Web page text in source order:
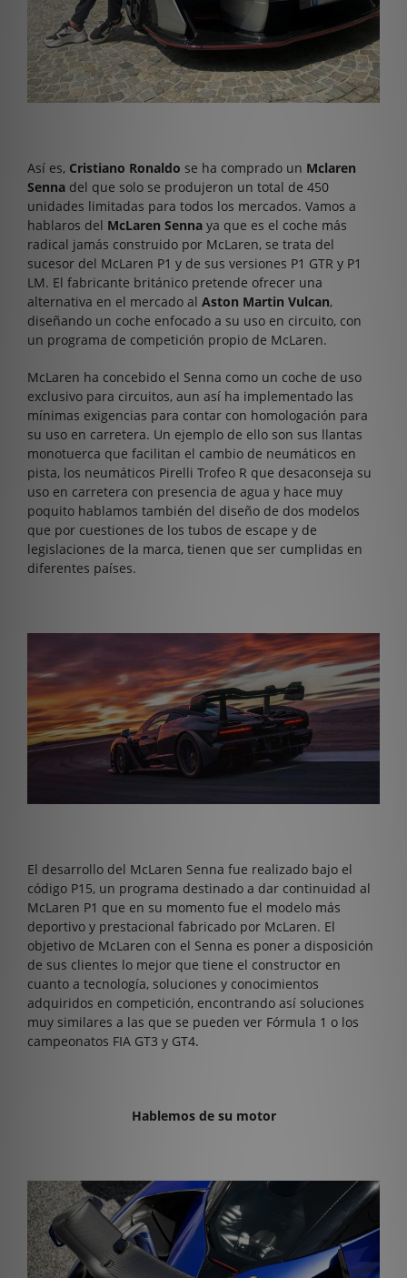
Así es, Cristiano Ronaldo se ha comprado un Mclaren
Senna del que solo se produjeron un total de 450
unidades limitadas para todos los mercados. Vamos a
hablaros del McLaren Senna ya que es el coche más
radical jamás construido por McLaren, se trata del
sucesor del McLaren P1 y de sus versiones P1 GTR y P1
LM. El fabricante británico pretende ofrecer una
alternativa en el mercado al Aston Martin Vulcan,
diseñando un coche enfocado a su uso en circuito, con
un programa de competición propio de McLaren.
McLaren ha concebido el Senna como un coche de uso
exclusivo para circuitos, aun así ha implementado las
mínimas exigencias para contar con homologación para
su uso en carretera. Un ejemplo de ello son sus llantas
monotuerca que facilitan el cambio de neumáticos en
pista, los neumáticos Pirelli Trofeo R que desaconseja su
uso en carretera con presencia de agua y hace muy
poquito hablamos también del diseño de dos modelos
que por cuestiones de los tubos de escape y de
legislaciones de la marca, tienen que ser cumplidas en
diferentes países.
El desarrollo del McLaren Senna fue realizado bajo el
código P15, un programa destinado a dar continuidad al
McLaren P1 que en su momento fue el modelo más
deportivo y prestacional fabricado por McLaren. El
objetivo de McLaren con el Senna es poner a disposición
de sus clientes lo mejor que tiene el constructor en
cuanto a tecnología, soluciones y conocimientos
adquiridos en competición, encontrando así soluciones
muy similares a las que se pueden ver Fórmula 1 o los
campeonatos FIA GT3 y GT4.
Hablemos de su motor